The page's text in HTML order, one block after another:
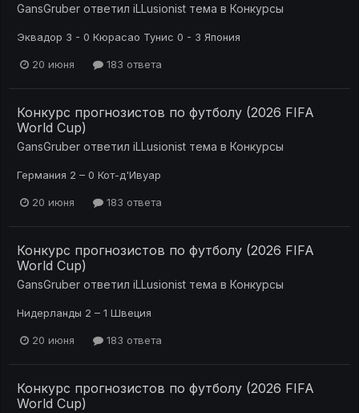
GansGruber ответил iLLusionist тема в Конкурсы
Эквадор 3 - 0 Кюрасао Тунис 0 - 3 Япония
20 июня 183 ответа
Конкурс прогнозистов по футболу (2026 FIFA
World Cup)
GansGruber ответил iLLusionist тема в Конкурсы
Германия 2 – 0 Кот-д'Ивуар
20 июня 183 ответа
Конкурс прогнозистов по футболу (2026 FIFA
World Cup)
GansGruber ответил iLLusionist тема в Конкурсы
Нидерланды 2 – 1 Швеция
20 июня 183 ответа
Конкурс прогнозистов по футболу (2026 FIFA
World Cup)